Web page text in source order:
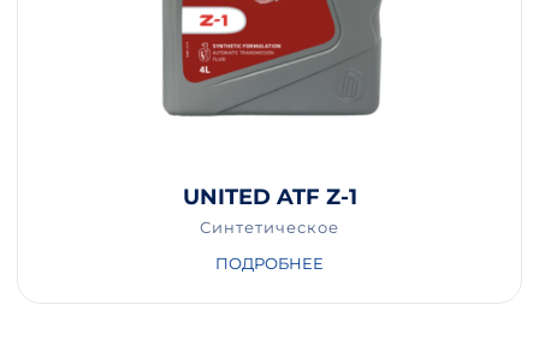
UNITED ATF Z-1
Синтетическое
ПОДРОБНЕЕ